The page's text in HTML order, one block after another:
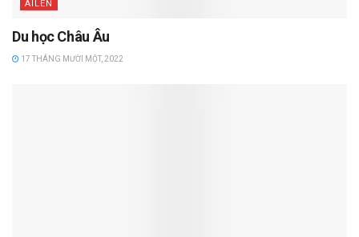
AILEN
Du học Châu Âu
17 THÁNG MƯỜI MỘT, 2022